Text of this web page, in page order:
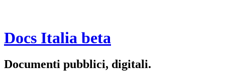
Docs Italia beta
Documenti pubblici, digitali.